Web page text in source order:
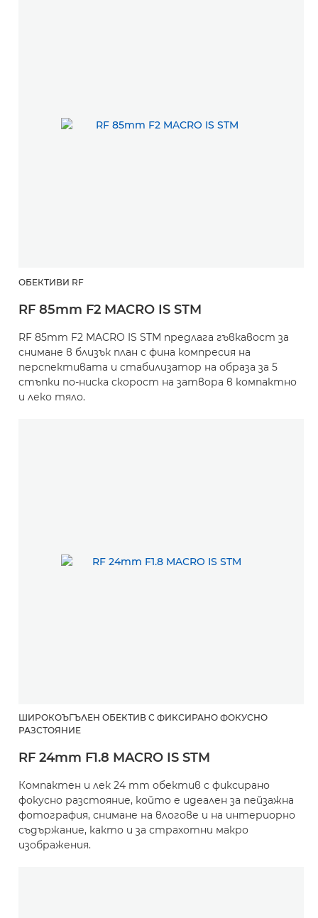
ОБЕКТИВИ RF
RF 85mm F2 MACRO IS STM
RF 85mm F2 MACRO IS STM предлага гъвкавост за
снимане в близък план с фина компресия на
перспективата и стабилизатор на образа за 5
стъпки по-ниска скорост на затвора в компактно
и леко тяло.
ШИРОКОЪГЪЛЕН ОБЕКТИВ С ФИКСИРАНО ФОКУСНО
РАЗСТОЯНИЕ
RF 24mm F1.8 MACRO IS STM
Компактен и лек 24 mm обектив с фиксирано
фокусно разстояние, който е идеален за пейзажна
фотография, снимане на влогове и на интериорно
съдържание, както и за страхотни макро
изображения.